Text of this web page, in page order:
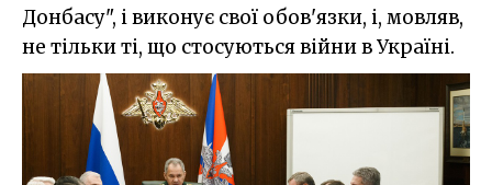
Донбасу", і виконує свої обов'язки, і, мовляв,
не тільки ті, що стосуються війни в Україні.